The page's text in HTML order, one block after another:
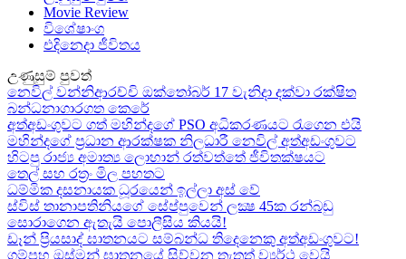
Movie Review
විශේෂාංග
එදිනෙදා ජීවිතය
උණුසුම් පුවත්
නෙවිල් වන්නිආරච්චි ඔක්තෝබර් 17 වැනිදා දක්වා රක්ෂිත
බන්ධනාගාරගත කෙරේ
අත්අඩංගුවට ගත් මහින්දගේ PSO අධිකරණයට රැගෙන එයි
මහින්දගේ ප්‍රධාන ආරක්ෂක නිලධාරී නෙවිල් අත්අඩංගුවට
හිටපු රාජ්‍ය අමාත්‍ය ලොහාන් රත්වත්තේ ජීවිතක්ෂයට
තෙල් සහ රත්‍රං මිල පහතට
ධම්මික දසනායක ධූරයෙන් ඉල්ලා අස් වේ
ස්විස් තානාපතිනියගේ සේප්පුවෙන් ලක්‍ෂ 45ක රන්බඩු
සොරාගෙන ඇතැයි පොලීසිය කියයි!
ඩෑන් ප්‍රියසාද් ඝාතනයට සම්බන්ධ තිදෙනෙකු අත්අඩංගුවට​!
ගම්පහ ඔස්මන් ඝාතනයේ සිව්වන තැතත් ව්‍යර්ථ වෙයි